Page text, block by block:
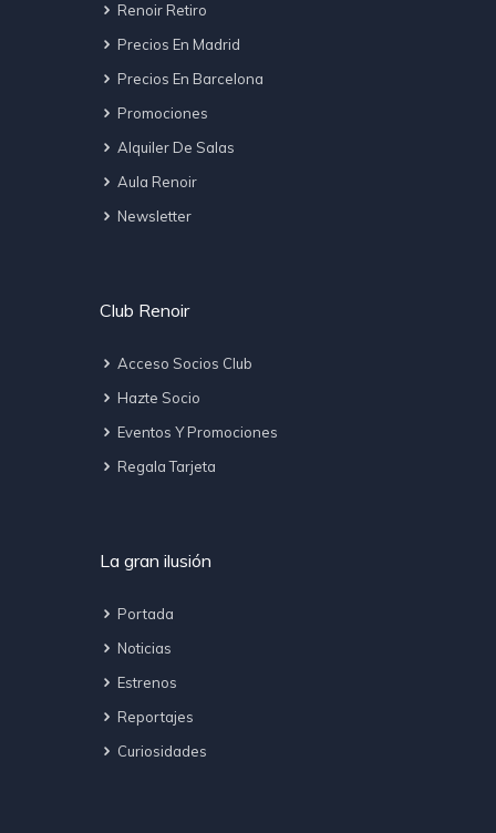
Renoir Retiro
Precios En Madrid
Precios En Barcelona
Promociones
Alquiler De Salas
Aula Renoir
Newsletter
Club Renoir
Acceso Socios Club
Hazte Socio
Eventos Y Promociones
Regala Tarjeta
La gran ilusión
Portada
Noticias
Estrenos
Reportajes
Curiosidades